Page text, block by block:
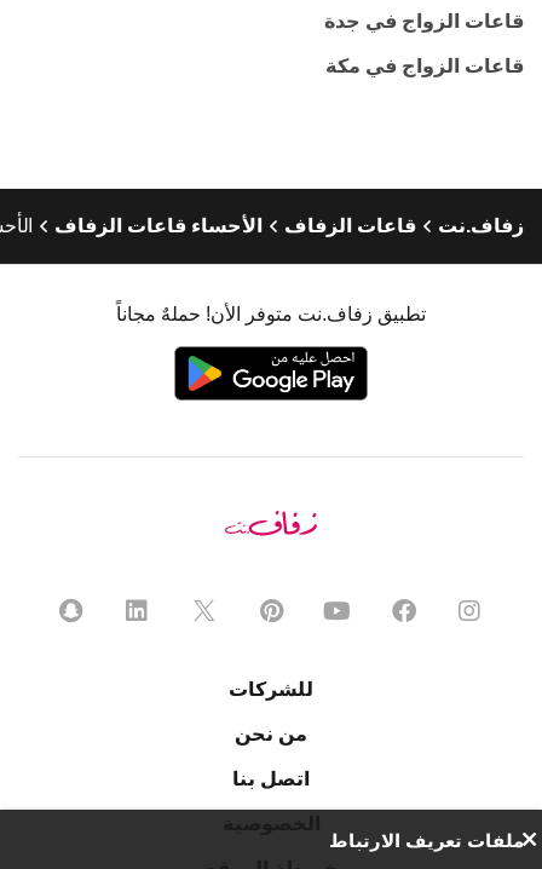
قاعات الزواج في جدة
قاعات الزواج في مكة
زفاف.نت قاعات الزفاف الأحساء قاعات الزفاف
تطبيق زفاف.نت متوفر الأن! حملهٌ مجاناً
للشركات
من نحن
اتصل بنا
ملفات تعريف الارتباط